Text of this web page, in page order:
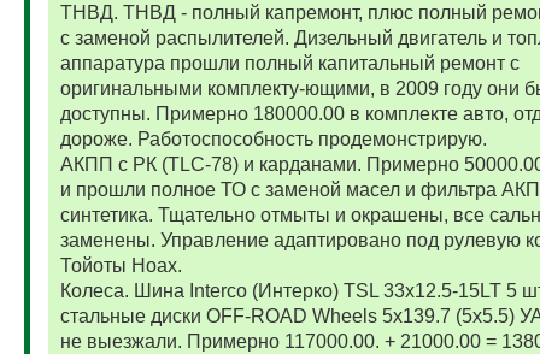
ТНВД. ТНВД - полный капремонт, плюс полный
с заменой распылителей. Дизельный двигатель и
аппаратура прошли полный капитальный ремонт с
оригинальными комплекту-ющими, в 2009 году они
доступны. Примерно 180000.00 в комплекте авто,
дороже. Работоспособность продемонстрирую.
АКПП с РК (TLC-78) и карданами. Примерно
и прошли полное ТО с заменой масел и фильтра
синтетика. Тщательно отмыты и окрашены, все
заменены. Управление адаптировано под рулевую
Тойоты Ноах.
Колеса. Шина Interco (Интерко) TSL 33x12.5-15LT 5
стальные диски OFF-ROAD Wheels 5x139.7 (5x5.5)
не выезжали. Примерно 117000.00. + 21000.00 =